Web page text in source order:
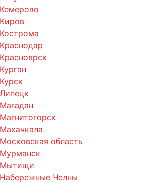
Кемерово
Киров
Кострома
Краснодар
Красноярск
Курган
Курск
Липецк
Магадан
Магнитогорск
Махачкала
Московская область
Мурманск
Мытищи
Набережные Челны